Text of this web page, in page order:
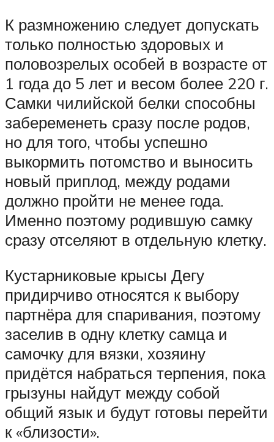
К размножению следует допускать
только полностью здоровых и
половозрелых особей в возрасте от
1 года до 5 лет и весом более 220 г.
Самки чилийской белки способны
забеременеть сразу после родов,
но для того, чтобы успешно
выкормить потомство и выносить
новый приплод, между родами
должно пройти не менее года.
Именно поэтому родившую самку
сразу отселяют в отдельную клетку.
Кустарниковые крысы Дегу
придирчиво относятся к выбору
партнёра для спаривания, поэтому
заселив в одну клетку самца и
самочку для вязки, хозяину
придётся набраться терпения, пока
грызуны найдут между собой
общий язык и будут готовы перейти
к «близости».